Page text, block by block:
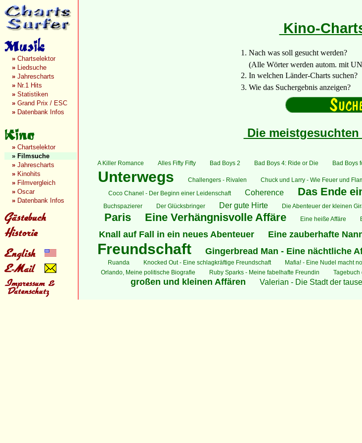
» Chartselektor
» Liedsuche
» Jahrescharts
» Nr.1 Hits
» Statistiken
» Grand Prix / ESC
» Datenbank Infos
» Chartselektor
» Filmsuche
» Jahrescharts
» Kinohits
» Filmvergleich
» Oscar
» Datenbank Infos
Kino-
1. Nach was soll gesucht werden?
(Alle Wörter werden autom. mit
2. In welchen Länder-Charts suchen?
3. Wie das Suchergebnis anzeigen?
Die
A Killer Romance Alles Fifty Fifty Bad Boys 2 Bad Boys 4: Ride or Die Bad Boys
Unterwegs
Challengers - Rivalen Chuck und Larry - Wie Feuer und
Coco Chanel - Der Beginn einer Leidenschaft Coherence Das Ende
Buchspazierer
Der Glücksbringer Der gute Hirte Die Abenteuer der kleinen
Paris
Eine Verhängnisvolle Affäre Eine heiße Affäre
Knall auf Fall in ein neues Abenteuer
Eine zauberhafte
Freundschaft
Gingerbread Man - Eine nächtliche
Ruanda
Knocked Out - Eine schlagkräftige Freundschaft Mafia! - Eine Nudel macht
Orlando, Meine politische Biografie Ruby Sparks - Meine fabelhafte Freundin Tagebuch
großen und kleinen Affären
Valerian - Die Stadt der